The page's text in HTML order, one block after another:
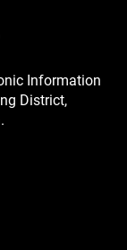
Information
District,